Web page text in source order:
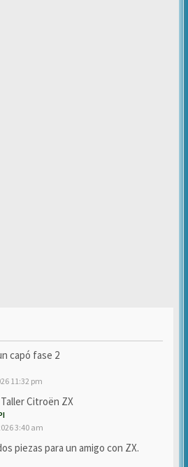
capó fase 2
11:32 pm
Citroën ZX
3:40 am
piezas para un amigo con ZX.